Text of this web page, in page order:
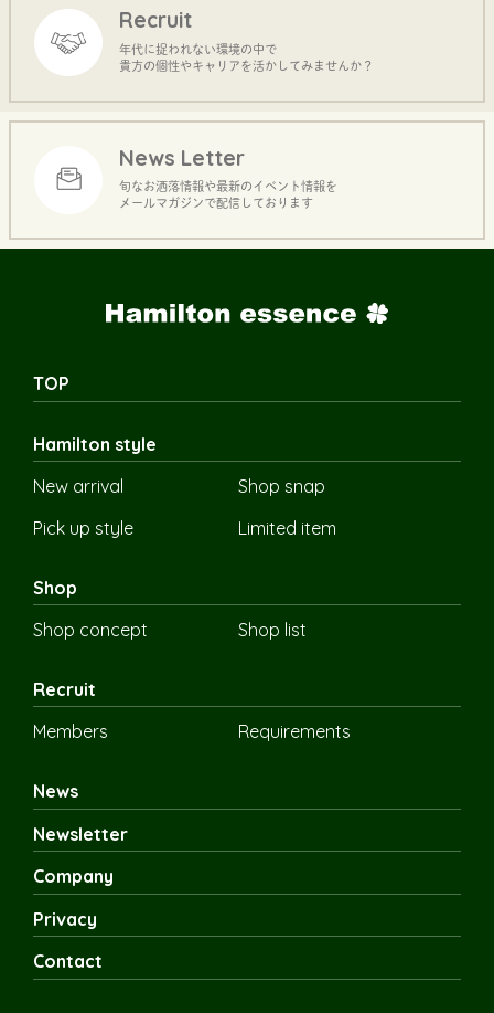
Recruit
年代に捉われない環境の中で
貴方の個性やキャリアを活かしてみませんか？
News Letter
旬なお洒落情報や最新のイベント情報を
メールマガジンで配信しております
TOP
Hamilton style
New arrival
Shop snap
Pick up style
Limited item
Shop
Shop concept
Shop list
Recruit
Members
Requirements
News
Newsletter
Company
Privacy
Contact